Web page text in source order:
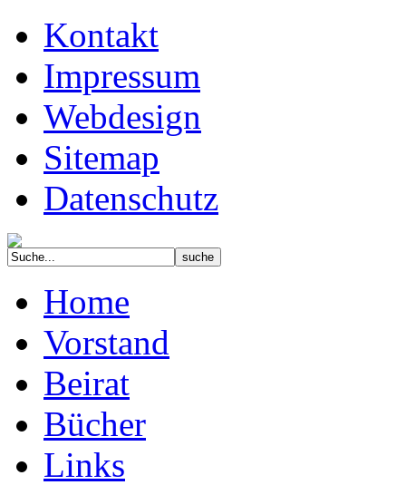
Kontakt
Impressum
Webdesign
Sitemap
Datenschutz
Home
Vorstand
Beirat
Bücher
Links